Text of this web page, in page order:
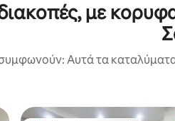
διακοπές, με
Αυτά τα